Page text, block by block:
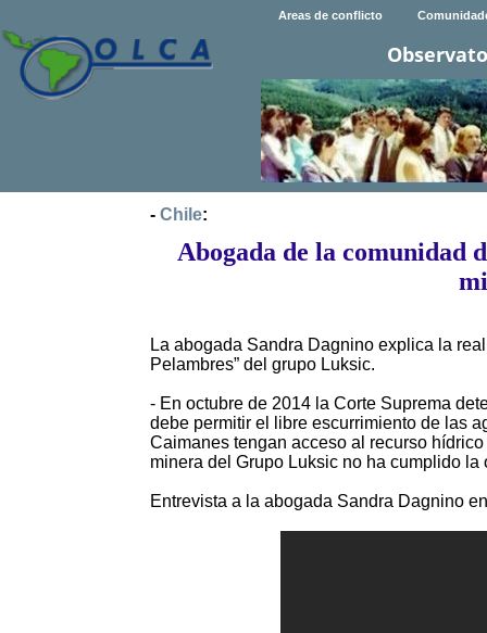
Areas de conflicto
- Chile:
Abogada de la comunidad
La abogada Sandra Dagnino explica la
Pelambres” del grupo Luksic.
- En octubre de 2014 la Corte Suprema
debe permitir el libre escurrimiento de las
Caimanes tengan acceso al recurso
minera del Grupo Luksic no ha cumplido
Entrevista a la abogada Sandra Dagnino